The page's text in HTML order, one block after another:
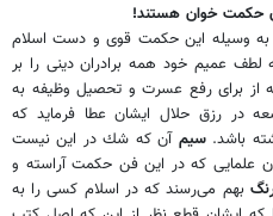
حکمت خوان هستند!
وسيله اين حكمت قوى و دست اسلام
لطف عميم خود همه برادران دينى را بر
از براى رفع عسرت و تحصيل وظيفه به
در رزق حلال ايشان عطا فرمايد كه
باشد.سيمآن كه شك در اين نيست
علمايى كه در اين فن حكمت آراسته و
بهم مى‌رسند كه در اسلام كسى را به